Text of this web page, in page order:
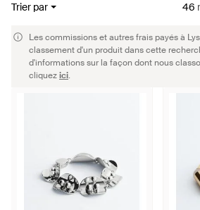
Trier par 46
Les commissions et autres frais payés à
classement d'un produit dans cette
d'informations sur la façon dont nous
cliquezici.